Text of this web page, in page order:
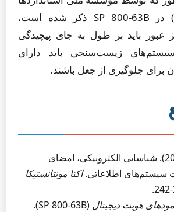
و فناوری (NIST) در SP 800-63B ذکر شده است،
باید بر طول به جای پیچیدگی
زیست‌سنجی باید دارای
برای جلوگیری از جعل باشند.
هوروچاک، پ. (2002). شناسایی الکترونیکی، امضای
سیستم‌های اطلاعاتی.اکتا مونتانستیکا
هویت دیجیتال
(SP 800-63B).